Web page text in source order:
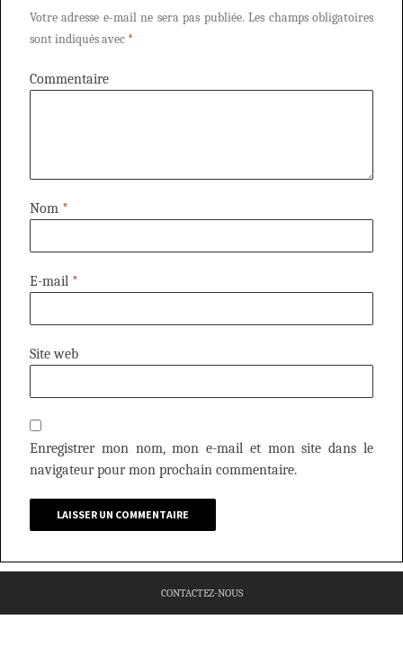
Votre adresse e-mail ne sera pas publiée. Les champs obligatoires
sont indiqués avec *
Commentaire
Nom *
E-mail *
Site web
Enregistrer mon nom, mon e-mail et mon site dans le
navigateur pour mon prochain commentaire.
CONTACTEZ-NOUS